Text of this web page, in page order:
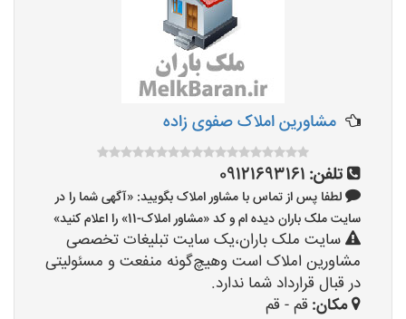
مشاورین املاک صفوی زاده
تلفن: 09121693161
لطفا پس از تماس با مشاور املاک بگویید: «آگهی شما را در
سایت ملک باران دیده ام و کد «مشاور املاک-11» را اعلام کنید»
سایت ملک باران،یک سایت تبلیغات تخصصی
مشاورین املاک است وهیچ‌گونه منفعت و مسئولیتی
در قبال قرارداد شما ندارد.
مکان:قم - قم